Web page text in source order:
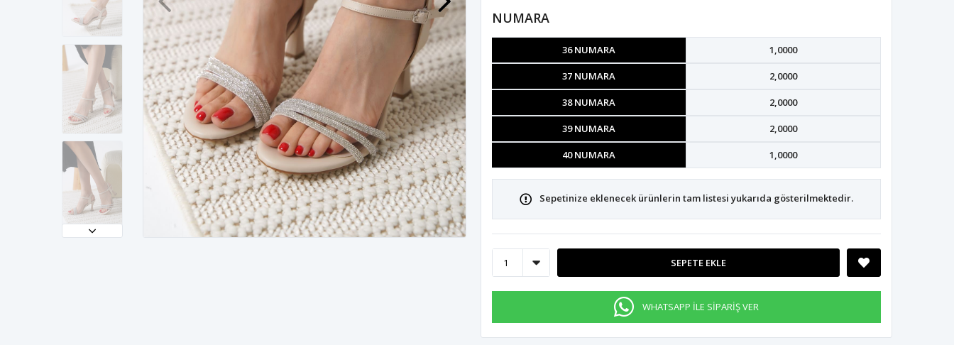
NUMARA
36 NUMARA 1,0000
37 NUMARA 2,0000
38 NUMARA 2,0000
39 NUMARA 2,0000
40 NUMARA 1,0000
Sepetinize eklenecek ürünlerin tam listesi yukarıda gösterilmektedir.
SEPETE EKLE
WHATSAPP İLE SİPARİŞ VER